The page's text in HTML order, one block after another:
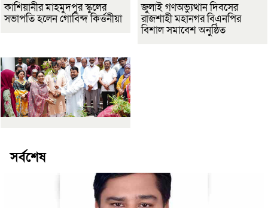
কাশিয়ানীর মাহমুদপুর স্কুলের
সভাপতি হলেন গোবিন্দ কির্ত্তনীয়া
জুলাই গণঅভ্যুত্থান দিবসের
রাজশাহী মহানগর বিএনপির
বিশাল সমাবেশ অনুষ্ঠিত
সর্বশেষ